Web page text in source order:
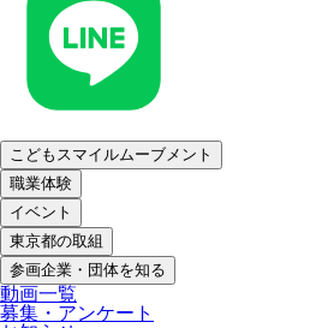
こどもスマイルムーブメント
職業体験
イベント
東京都の取組
参画企業・団体を知る
動画一覧
募集・アンケート